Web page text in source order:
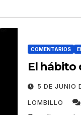
COMENTARIOS
El hábito
5 DE JUNIO
LOMBILLO